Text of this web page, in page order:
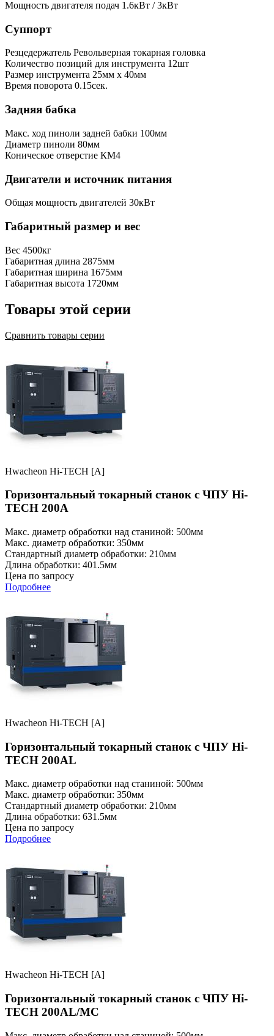
Мощность двигателя подач 1.6кВт / 3кВт
Суппорт
Резцедержатель Револьверная токарная головка
Количество позиций для инструмента 12шт
Размер инструмента 25мм х 40мм
Время поворота 0.15сек.
Задняя бабка
Макс. ход пиноли задней бабки 100мм
Диаметр пиноли 80мм
Коническое отверстие КМ4
Двигатели и источник питания
Общая мощность двигателей 30кВт
Габаритный размер и вес
Вес 4500кг
Габаритная длина 2875мм
Габаритная ширина 1675мм
Габаритная высота 1720мм
Товары этой серии
Сравнить товары серии
Hwacheon Hi-TECH [A]
Горизонтальный токарный станок с ЧПУ Hi-
TECH 200A
Макс. диаметр обработки над станиной: 500мм
Макс. диаметр обработки: 350мм
Стандартный диаметр обработки: 210мм
Длина обработки: 401.5мм
Цена по запросу
Подробнее
Hwacheon Hi-TECH [A]
Горизонтальный токарный станок с ЧПУ Hi-
TECH 200AL
Макс. диаметр обработки над станиной: 500мм
Макс. диаметр обработки: 350мм
Стандартный диаметр обработки: 210мм
Длина обработки: 631.5мм
Цена по запросу
Подробнее
Hwacheon Hi-TECH [A]
Горизонтальный токарный станок с ЧПУ Hi-
TECH 200AL/MC